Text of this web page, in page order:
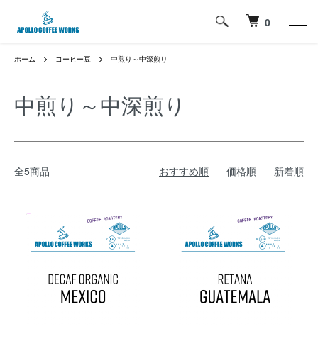
0
ホーム コーヒー豆 中煎り～中深煎り
中煎り～中深煎り
全5商品 おすすめ順 価格順 新着順